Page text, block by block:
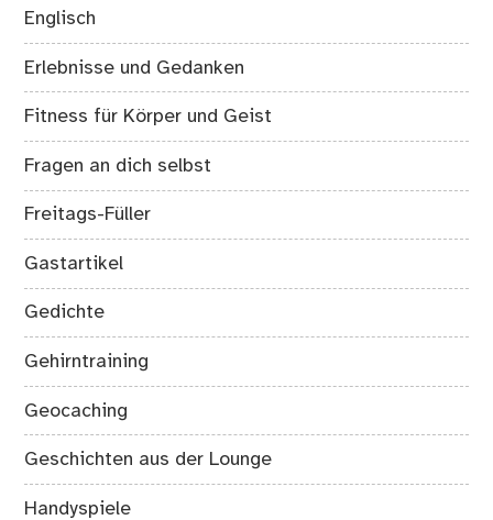
Englisch
Erlebnisse und Gedanken
Fitness für Körper und Geist
Fragen an dich selbst
Freitags-Füller
Gastartikel
Gedichte
Gehirntraining
Geocaching
Geschichten aus der Lounge
Handyspiele